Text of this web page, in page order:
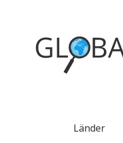
Länder